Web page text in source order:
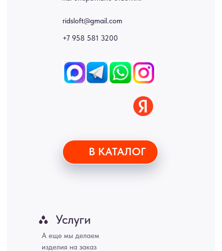
© 2015-2026 Все права защищены. Не является офертой,
стеновые панели, лофт мебель с доставкой во все города России:
Москва, Санкт-Петербург, Екатеринбург, Новосибирск, Нижний
Новгород, Самара, Сургут, Казань, Омск, Челябинск, Ростов-на-
Дону, Уфа, Волгоград, Пермь, Красноярск, Воронеж, Краснодар,
Владивосток, Ярославль, Ульяновск, Барнаул, Иркутск, Тюмень,
Хабаровск, Новокузнецк, Оренбург, Кемерово, Ижевск, Томск,
Набережные Челны, Липецк Казахстан, Алматы, Астана, Павлодар,